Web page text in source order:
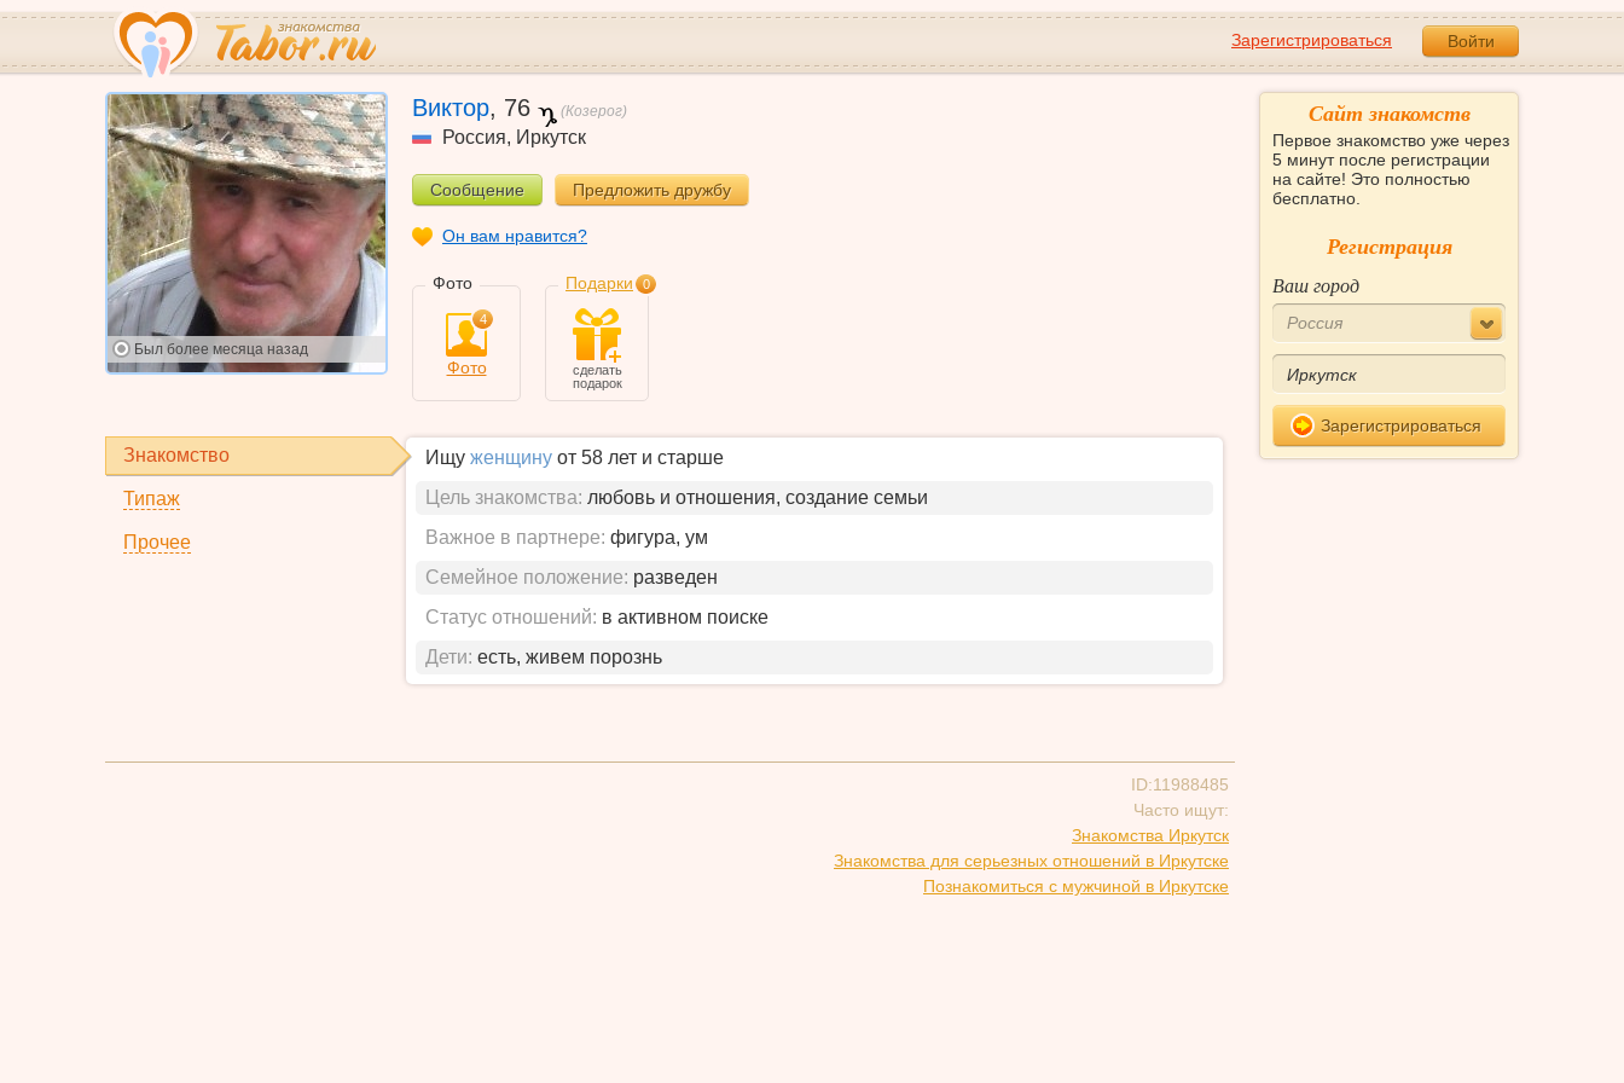
Зарегистрироваться Войти
Был более месяца назад
Виктор, 76 (Козерог)
Россия, Иркутск
Сообщение Предложить дружбу
Он вам нравится?
Фото
4
Фото
Подарки 0
сделать
подарок
Знакомство
Типаж
Прочее
Ищу женщину от 58 лет и старше
Цель знакомства: любовь и отношения, создание семьи
Важное в партнере: фигура, ум
Семейное положение: разведен
Статус отношений: в активном поиске
Дети: есть, живем порознь
ID:11988485
Часто ищут:
Знакомства Иркутск
Знакомства для серьезных отношений в Иркутске
Познакомиться с мужчиной в Иркутске
Сайт знакомств
Первое знакомство уже через
5 минут после регистрации
на сайте! Это полностью
бесплатно.
Регистрация
Ваш город
Россия
Зарегистрироваться